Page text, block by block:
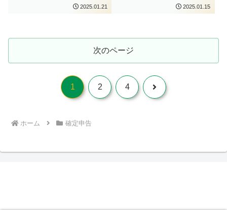
2025.01.21 2025.01.15
次のページ
1 2 4 次
ホーム 確定申告